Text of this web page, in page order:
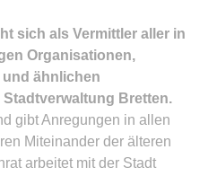
sich als Vermittler aller in
Organisationen,
und ähnlichen
Bretten.
gibt Anregungen in allen
Miteinander der älteren
arbeitet mit der Stadt